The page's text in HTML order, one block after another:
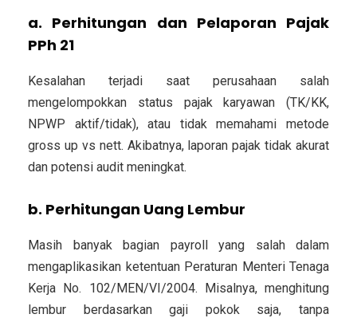
a. Perhitungan dan Pelaporan Pajak
PPh 21
Kesalahan terjadi saat perusahaan salah
mengelompokkan status pajak karyawan (TK/KK,
NPWP aktif/tidak), atau tidak memahami metode
gross up vs nett. Akibatnya, laporan pajak tidak akurat
dan potensi audit meningkat.
b. Perhitungan Uang Lembur
Masih banyak bagian payroll yang salah dalam
mengaplikasikan ketentuan Peraturan Menteri Tenaga
Kerja No. 102/MEN/VI/2004. Misalnya, menghitung
lembur berdasarkan gaji pokok saja, tanpa